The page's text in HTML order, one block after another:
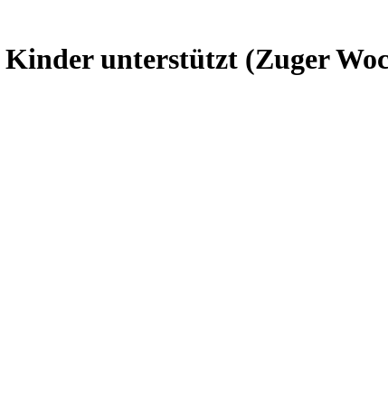
unterstützt (Zuger